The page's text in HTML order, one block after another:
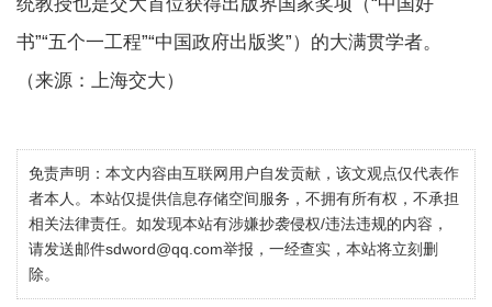
书”“五个一工程”“中国政府出版奖”）的大满贯学者。
（来源：上海交大）
免责声明：本文内容由互联网用户自发贡献，该文观点仅代表作
者本人。本站仅提供信息存储空间服务，不拥有所有权，不承担
相关法律责任。如发现本站有涉嫌抄袭侵权/违法违规的内容，
请发送邮件sdword@qq.com举报，一经查实，本站将立刻删
除。